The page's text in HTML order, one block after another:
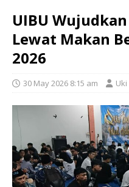
UIBU
Lewat Makan
2026
30 May 2026 8:15 am Uki